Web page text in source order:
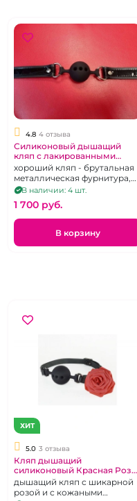
4.8 4 отзыва
Силиконовый дышащий
кляп с лакированными
вставками на ремнях
хороший кляп - брутальная
металлическая фурнитура,
лакированная кожа
В наличии: 4 шт.
1 700 pуб.
В корзину
ХИТ
5.0 3 отзыва
Кляп дышащий
силиконовый Красная Роза
"Интимхаус"
дышащий кляп с шикарной
розой и с кожаными